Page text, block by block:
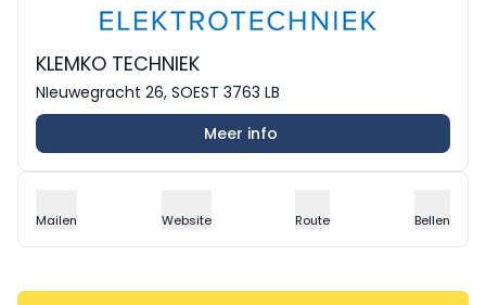
KLEMKO TECHNIEK
NIeuwegracht 26, SOEST 3763 LB
Meer info
Mailen Website Route Bellen